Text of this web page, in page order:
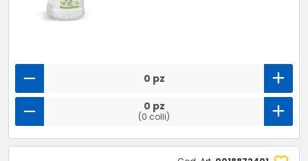
0 pz
0 pz
(0 colli)